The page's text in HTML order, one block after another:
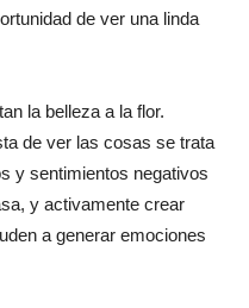
de ver una linda
la belleza a la flor.
de ver las cosas se trata
y sentimientos negativos
y activamente crear
a generar emociones